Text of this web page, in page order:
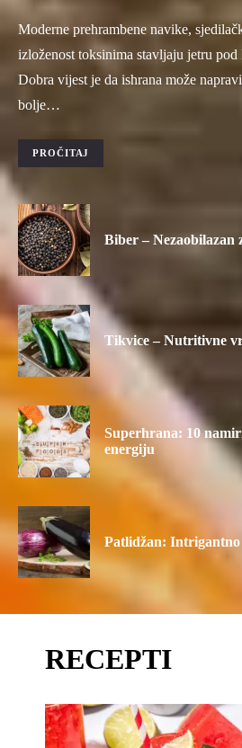
Moderne prehrambene navike,
izloženost toksinima stavljaju jetru pod
Dobra vijest je da ishrana može
bolje…
PROČITAJ
Biber – Nezaobilazan
Tikvice – Nutritivne
Superhrana: 10
energiju
Patlidžan: Intrigantno
RECEPTI